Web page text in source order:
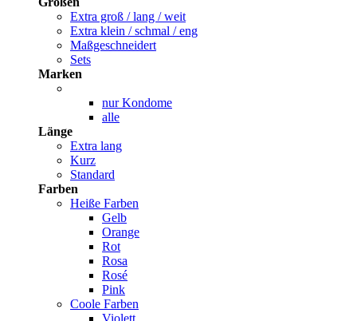
Extra groß / lang / weit
Extra klein / schmal / eng
Maßgeschneidert
Sets
Marken
nur Kondome
alle
Länge
Extra lang
Kurz
Standard
Farben
Heiße Farben
Gelb
Orange
Rot
Rosa
Rosé
Pink
Coole Farben
Violett